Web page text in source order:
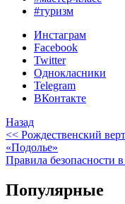
#туризм
Инстаграм
Facebook
Twitter
Однокласники
Telegram
ВКонтакте
Назад
<< Рождественский
«Подолье»
Правила безопасности
Популярные